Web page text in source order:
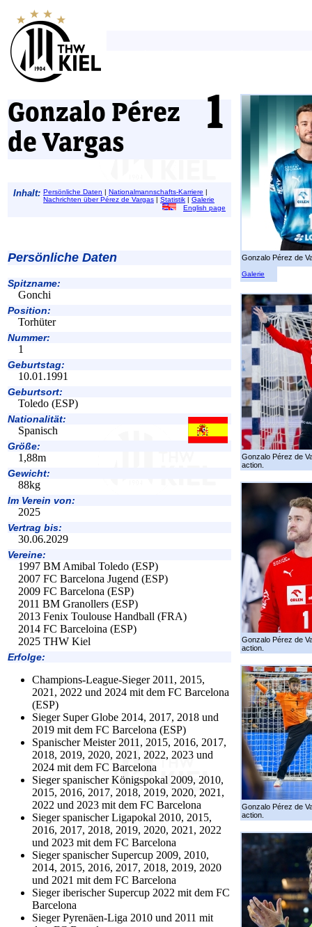
Gonzalo Pérez
de Vargas
Inhalt: Persönliche Daten | Nationalmannschafts-Karriere |
Nachrichten über Pérez de Vargas | Statistik | Galerie
English page
Persönliche Daten
Spitzname:
Gonchi
Position:
Torhüter
Nummer:
1
Geburtstag:
10.01.1991
Geburtsort:
Toledo (ESP)
Nationalität:
Spanisch
Größe:
1,88m
Gewicht:
88kg
Im Verein von:
2025
Vertrag bis:
30.06.2029
Vereine:
1997 BM Amibal Toledo (ESP)
2007 FC Barcelona Jugend (ESP)
2009 FC Barcelona (ESP)
2011 BM Granollers (ESP)
2013 Fenix Toulouse Handball (FRA)
2014 FC Barceloina (ESP)
2025 THW Kiel
Erfolge:
Champions-League-Sieger 2011, 2015,
2021, 2022 und 2024 mit dem FC Barcelona
(ESP)
Sieger Super Globe 2014, 2017, 2018 und
2019 mit dem FC Barcelona (ESP)
Spanischer Meister 2011, 2015, 2016, 2017,
2018, 2019, 2020, 2021, 2022, 2023 und
2024 mit dem FC Barcelona
Sieger spanischer Königspokal 2009, 2010,
2015, 2016, 2017, 2018, 2019, 2020, 2021,
2022 und 2023 mit dem FC Barcelona
Sieger spanischer Ligapokal 2010, 2015,
2016, 2017, 2018, 2019, 2020, 2021, 2022
und 2023 mit dem FC Barcelona
Sieger spanischer Supercup 2009, 2010,
2014, 2015, 2016, 2017, 2018, 2019, 2020
und 2021 mit dem FC Barcelona
Sieger iberischer Supercup 2022 mit dem FC
Barcelona
Sieger Pyrenäen-Liga 2010 und 2011 mit
Gonzalo Pérez de
Galerie
Gonzalo Pérez de
action.
Gonzalo Pérez de
action.
Gonzalo Pérez de
action.